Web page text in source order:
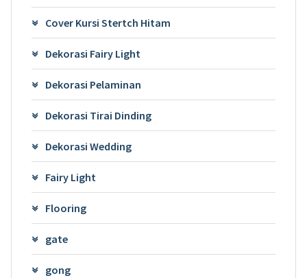
Cover Kursi Stertch Hitam
Dekorasi Fairy Light
Dekorasi Pelaminan
Dekorasi Tirai Dinding
Dekorasi Wedding
Fairy Light
Flooring
gate
gong